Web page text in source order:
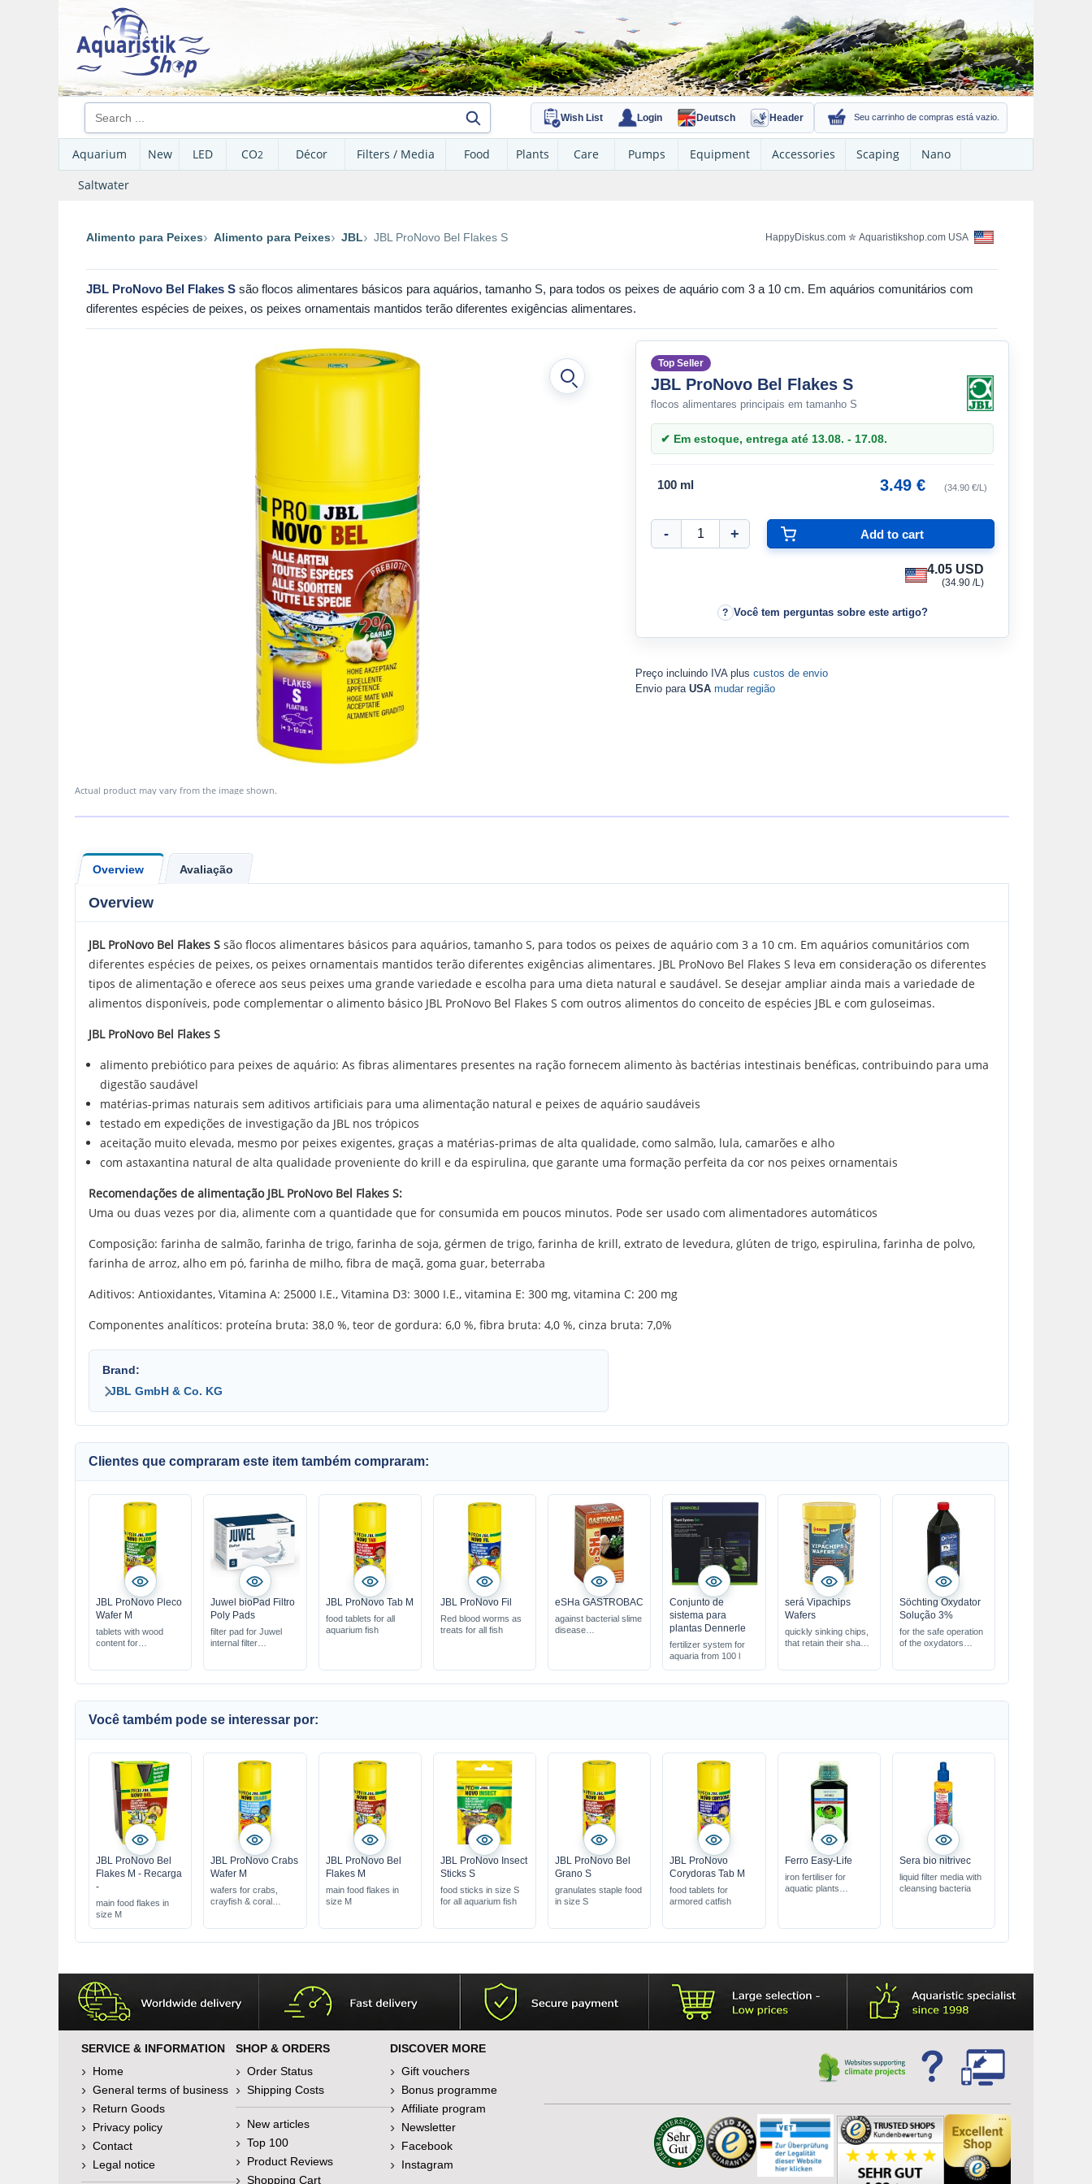
Wish List Login Deutsch Header Seu carrinho de compras está vazio.
Aquarium New LED CO2 Décor Filters / Media Food Plants Care Pumps Equipment Accessories Scaping
Nano
Saltwater
Alimento para Peixes Alimento para Peixes JBL JBL ProNovo Bel Flakes S HappyDiskus.com ✮ Aquaristikshop.com USA
JBL ProNovo Bel Flakes S são flocos alimentares básicos para aquários, tamanho S, para todos os peixes de aquário com 3 a 10 cm. Em aquários comunitários com
diferentes espécies de peixes, os peixes ornamentais mantidos terão diferentes exigências alimentares.
Actual product may vary from the image shown.
Top Seller
JBL ProNovo Bel Flakes S
flocos alimentares principais em tamanho S
✔ Em estoque, entrega até 13.08. - 17.08.
100 ml 3.49 € (34.90 €/L)
4.05 USD
(34.90 /L)
Você tem perguntas sobre este artigo?
Preço incluindo IVA plus custos de envio
Envio para USA mudar região
Overview Avaliação
Overview
JBL ProNovo Bel Flakes S são flocos alimentares básicos para aquários, tamanho S, para todos os peixes de aquário com 3 a 10 cm. Em aquários comunitários com
diferentes espécies de peixes, os peixes ornamentais mantidos terão diferentes exigências alimentares. JBL ProNovo Bel Flakes S leva em consideração os diferentes
tipos de alimentação e oferece aos seus peixes uma grande variedade e escolha para uma dieta natural e saudável. Se desejar ampliar ainda mais a variedade de
alimentos disponíveis, pode complementar o alimento básico JBL ProNovo Bel Flakes S com outros alimentos do conceito de espécies JBL e com guloseimas.
JBL ProNovo Bel Flakes S
alimento prebiótico para peixes de aquário: As fibras alimentares presentes na ração fornecem alimento às bactérias intestinais benéficas, contribuindo para uma
digestão saudável
matérias-primas naturais sem aditivos artificiais para uma alimentação natural e peixes de aquário saudáveis
testado em expedições de investigação da JBL nos trópicos
aceitação muito elevada, mesmo por peixes exigentes, graças a matérias-primas de alta qualidade, como salmão, lula, camarões e alho
com astaxantina natural de alta qualidade proveniente do krill e da espirulina, que garante uma formação perfeita da cor nos peixes ornamentais
Recomendações de alimentação JBL ProNovo Bel Flakes S:
Uma ou duas vezes por dia, alimente com a quantidade que for consumida em poucos minutos. Pode ser usado com alimentadores automáticos
Composição: farinha de salmão, farinha de trigo, farinha de soja, gérmen de trigo, farinha de krill, extrato de levedura, glúten de trigo, espirulina, farinha de polvo,
farinha de arroz, alho em pó, farinha de milho, fibra de maçã, goma guar, beterraba
Aditivos: Antioxidantes, Vitamina A: 25000 I.E., Vitamina D3: 3000 I.E., vitamina E: 300 mg, vitamina C: 200 mg
Componentes analíticos: proteína bruta: 38,0 %, teor de gordura: 6,0 %, fibra bruta: 4,0 %, cinza bruta: 7,0%
Brand:
JBL GmbH & Co. KG
Clientes que compraram este item também compraram:
JBL ProNovo Pleco
Wafer M
tablets with wood
content for
Juwel bioPad Filtro
Poly Pads
filter pad for Juwel
internal filter
JBL ProNovo Tab M
food tablets for all
aquarium fish
JBL ProNovo Fil
Red blood worms as
treats for all fish
eSHa GASTROBAC
against bacterial slime
disease
Conjunto de
sistema para
plantas Dennerle
fertilizer system for
aquaria from 100 l
será Vipachips
Wafers
quickly sinking chips,
that retain their shape
shape & do not cloud
Söchting Oxydator
Solução 3%
for the safe operation
of the oxydators
Você também pode se interessar por:
JBL ProNovo Bel
Flakes M - Recarga
-
main food flakes in
size M
JBL ProNovo Crabs
Wafer M
wafers for crabs,
crayfish & coral
JBL ProNovo Bel
Flakes M
main food flakes in
size M
JBL ProNovo Insect
Sticks S
food sticks in size S
for all aquarium fish
JBL ProNovo Bel
Grano S
granulates staple food
in size S
JBL ProNovo
Corydoras Tab M
food tablets for
armored catfish
Ferro Easy-Life
iron fertiliser for
aquatic plants
Sera bio nitrivec
liquid filter media with
cleansing bacteria
SERVICE & INFORMATION
Home
General terms of business
Return Goods
Privacy policy
Contact
Legal notice
SHOP & ORDERS
Order Status
Shipping Costs
New articles
Top 100
Product Reviews
Shopping Cart
DISCOVER MORE
Gift vouchers
Bonus programme
Affiliate program
Newsletter
Facebook
Instagram